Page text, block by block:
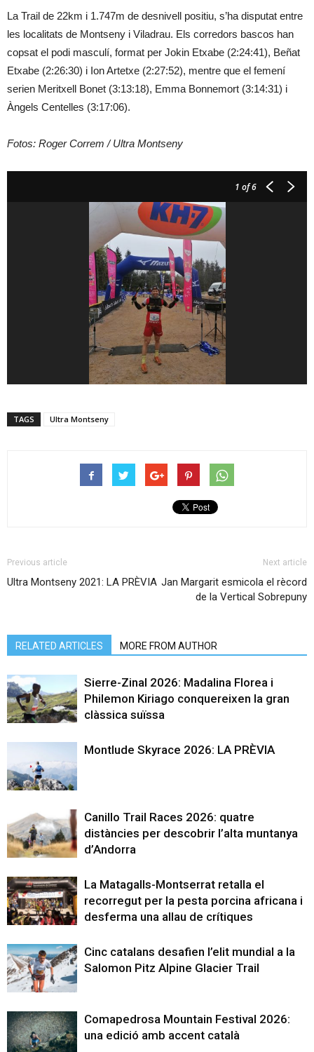
La Trail de 22km i 1.747m de desnivell positiu, s’ha disputat entre
les localitats de Montseny i Viladrau. Els corredors bascos han
copsat el podi masculí, format per Jokin Etxabe (2:24:41), Beñat
Etxabe (2:26:30) i Ion Artetxe (2:27:52), mentre que el femení
serien Meritxell Bonet (3:13:18), Emma Bonnemort (3:14:31) i
Àngels Centelles (3:17:06).
Fotos: Roger Correm / Ultra Montseny
1 of 6
TAGS Ultra Montseny
Previous article
Ultra Montseny 2021: LA PRÈVIA
Next article
Jan Margarit esmicola el rècord
de la Vertical Sobrepuny
RELATED ARTICLES MORE FROM AUTHOR
Sierre-Zinal 2026: Madalina Florea i
Philemon Kiriago conquereixen la gran
clàssica suïssa
Montlude Skyrace 2026: LA PRÈVIA
Canillo Trail Races 2026: quatre
distàncies per descobrir l’alta muntanya
d’Andorra
La Matagalls-Montserrat retalla el
recorregut per la pesta porcina africana i
desferma una allau de crítiques
Cinc catalans desafien l’elit mundial a la
Salomon Pitz Alpine Glacier Trail
Comapedrosa Mountain Festival 2026:
una edició amb accent català